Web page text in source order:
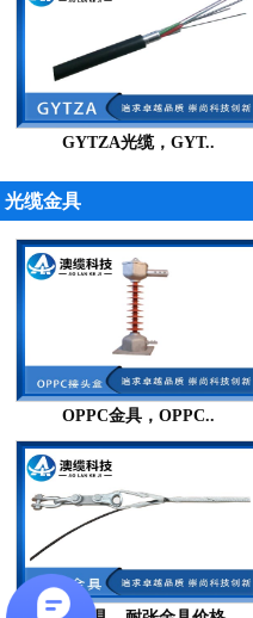
GYTZA光缆，GYT..
光缆金具
OPPC金具，OPPC..